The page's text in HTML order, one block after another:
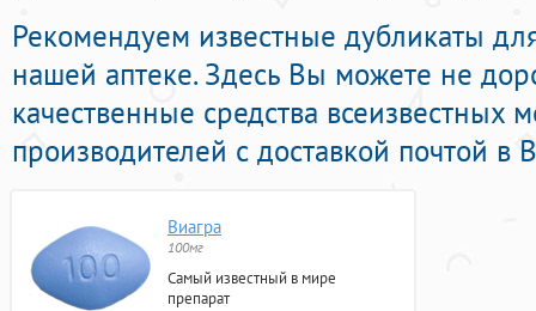
Рекомендуем известные дубликаты
нашей аптеке. Здесь Вы можете не
качественные средства всеизвестных
производителей с доставкой почтой в
Виагра
100мг
Самый известный в мире
препарат